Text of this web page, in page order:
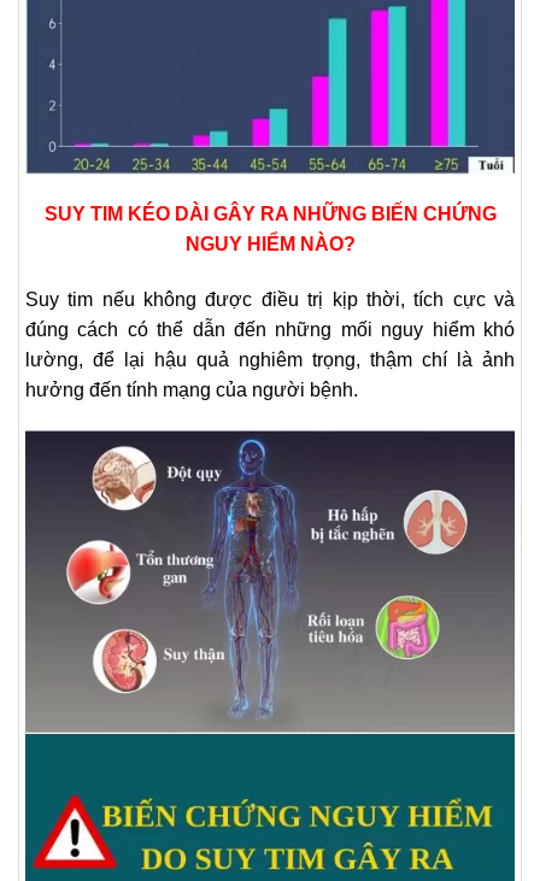
SUY TIM KÉO DÀI GÂY RA NHỮNG BIẾN CHỨNG
NGUY HIỂM NÀO?
Suy tim nếu không được điều trị kịp thời, tích cực và
đúng cách có thể dẫn đến những mối nguy hiểm khó
lường, để lại hậu quả nghiêm trọng, thậm chí là ảnh
hưởng đến tính mạng của người bệnh.